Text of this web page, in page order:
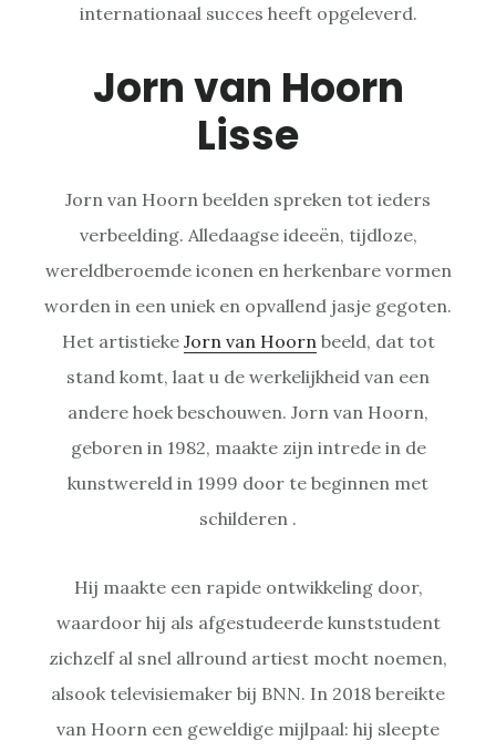
internationaal succes heeft opgeleverd.
Jorn van Hoorn
Lisse
Jorn van Hoorn beelden spreken tot ieders
verbeelding. Alledaagse ideeën, tijdloze,
wereldberoemde iconen en herkenbare vormen
worden in een uniek en opvallend jasje gegoten.
Het artistieke Jorn van Hoorn beeld, dat tot
stand komt, laat u de werkelijkheid van een
andere hoek beschouwen. Jorn van Hoorn,
geboren in 1982, maakte zijn intrede in de
kunstwereld in 1999 door te beginnen met
schilderen .
Hij maakte een rapide ontwikkeling door,
waardoor hij als afgestudeerde kunststudent
zichzelf al snel allround artiest mocht noemen,
alsook televisiemaker bij BNN. In 2018 bereikte
van Hoorn een geweldige mijlpaal: hij sleepte